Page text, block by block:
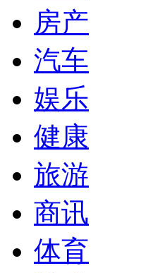
房产
汽车
娱乐
健康
旅游
商讯
体育